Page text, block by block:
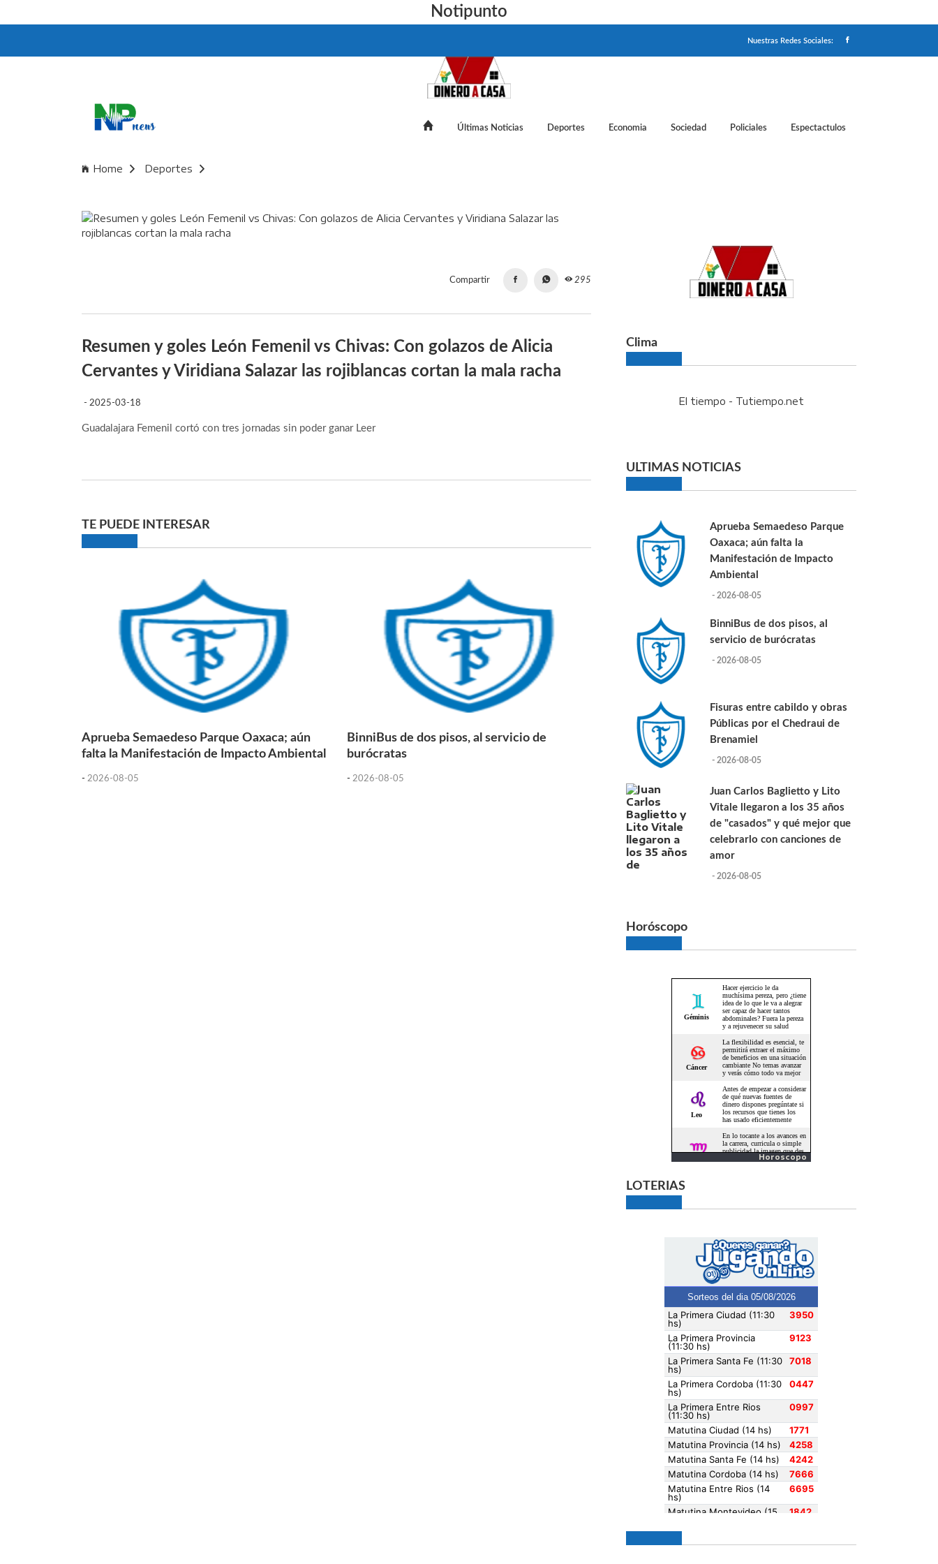
Notipunto
Nuestras Redes Sociales:
Últimas Noticias Deportes Economia Sociedad Policiales Espectactulos
Home Deportes
Compartir 295
Resumen y goles León Femenil vs Chivas: Con golazos de Alicia
Cervantes y Viridiana Salazar las rojiblancas cortan la mala racha
- 2025-03-18
Guadalajara Femenil cortó con tres jornadas sin poder ganar Leer
TE PUEDE INTERESAR
Aprueba Semaedeso Parque Oaxaca; aún
falta la Manifestación de Impacto Ambiental
- 2026-08-05
BinniBus de dos pisos, al servicio de
burócratas
- 2026-08-05
Clima
El tiempo - Tutiempo.net
ULTIMAS NOTICIAS
Aprueba Semaedeso Parque
Oaxaca; aún falta la
Manifestación de Impacto
Ambiental
- 2026-08-05
BinniBus de dos pisos, al
servicio de burócratas
- 2026-08-05
Fisuras entre cabildo y obras
Públicas por el Chedraui de
Brenamiel
- 2026-08-05
Juan Carlos Baglietto y Lito
Vitale llegaron a los 35 años
de "casados" y qué mejor que
celebrarlo con canciones de
amor
- 2026-08-05
Horóscopo
Horoscopo
LOTERIAS